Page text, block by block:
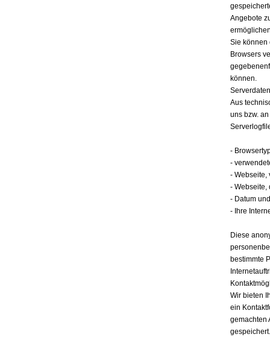
Angebote
Sie können
Browsers
können.
Serverdaten
Aus
uns bzw.
-
-
- Webseite,
- Webseite,
- Datum
- Ihre
Diese
bestimmte
Wir bieten
ein
gemachten